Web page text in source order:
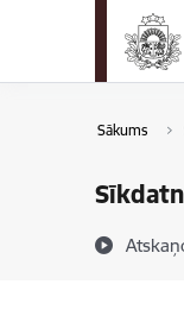
Pāriet uz lapas saturu
Sākums